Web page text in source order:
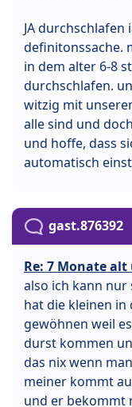
JA
definitonssache.
in dem alter 6-8
durchschlafen.
witzig mit
alle sind und
und hoffe, dass
automatisch
gast.876392
Re: 7 Monate
also ich kann
hat die kleinen in
gewöhnen weil
durst kommen
das nix wenn
meiner kommt
und er bekommt